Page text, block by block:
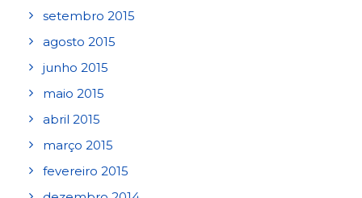
setembro 2015
agosto 2015
junho 2015
maio 2015
abril 2015
março 2015
fevereiro 2015